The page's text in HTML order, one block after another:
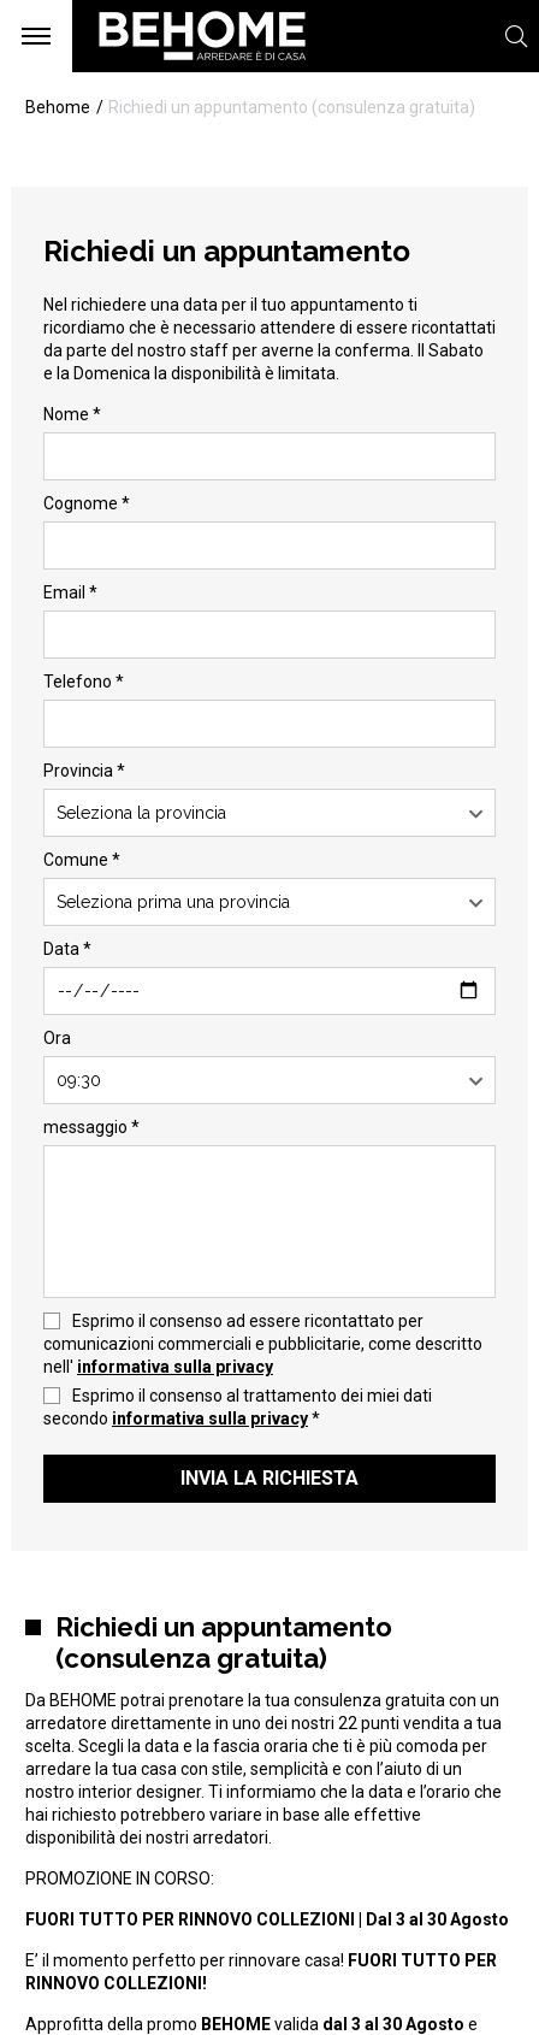
Behome Richiedi un appuntamento (consulenza gratuita)
Richiedi un appuntamento
(consulenza gratuita)
Da BEHOME potrai prenotare la tua consulenza gratuita con un
arredatore direttamente in uno dei nostri 22 punti vendita a tua
scelta. Scegli la data e la fascia oraria che ti è più comoda per
arredare la tua casa con stile, semplicità e con l’aiuto di un
nostro interior designer. Ti informiamo che la data e l’orario che
hai richiesto potrebbero variare in base alle effettive
disponibilità dei nostri arredatori.
PROMOZIONE IN CORSO:
FUORI TUTTO PER RINNOVO COLLEZIONI | Dal 3 al 30 Agosto
E’ il momento perfetto per rinnovare casa! FUORI TUTTO PER
RINNOVO COLLEZIONI!
Approfitta della promo BEHOMEvalida dal 3 al 30 Agosto e
Richiedi un appuntamento
Nel richiedere una data per il tuo appuntamento ti
ricordiamo che è necessario attendere di essere ricontattati
da parte del nostro staff per averne la conferma. Il Sabato
e la Domenica la disponibilità è limitata.
Nome *
Cognome *
Email *
Telefono *
Provincia *
Seleziona la provincia
Comune *
Seleziona prima una provincia
Data *
Ora
09:30
messaggio *
Esprimo il consenso ad essere ricontattato per
comunicazioni commerciali e pubblicitarie, come descritto
nell' informativa sulla privacy
Esprimo il consenso al trattamento dei miei dati
secondo informativa sulla privacy*
INVIA LA RICHIESTA